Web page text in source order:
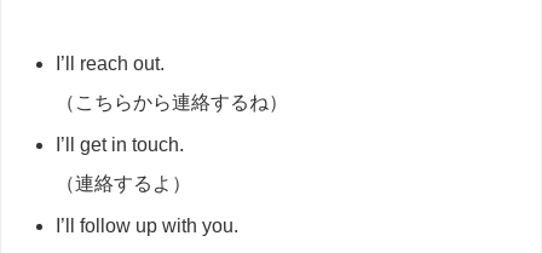
I’ll reach out.
（こちらから連絡するね）
I’ll get in touch.
（連絡するよ）
I’ll follow up with you.